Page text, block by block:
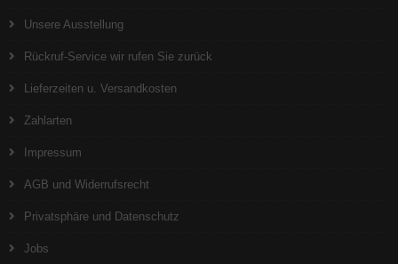
Unsere Ausstellung
Rückruf-Service wir rufen Sie zurück
Lieferzeiten u. Versandkosten
Zahlarten
Impressum
AGB und Widerrufsrecht
Privatsphäre und Datenschutz
Jobs